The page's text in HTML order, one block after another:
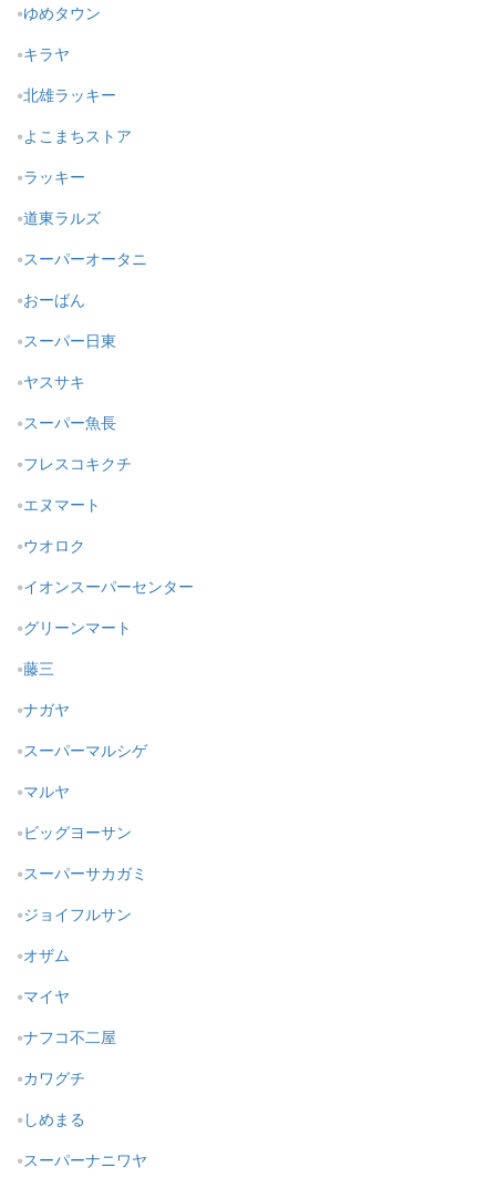
ゆめタウン
キラヤ
北雄ラッキー
よこまちストア
ラッキー
道東ラルズ
スーパーオータニ
おーばん
スーパー日東
ヤスサキ
スーパー魚長
フレスコキクチ
エヌマート
ウオロク
イオンスーパーセンター
グリーンマート
藤三
ナガヤ
スーパーマルシゲ
マルヤ
ビッグヨーサン
スーパーサカガミ
ジョイフルサン
オザム
マイヤ
ナフコ不二屋
カワグチ
しめまる
スーパーナニワヤ